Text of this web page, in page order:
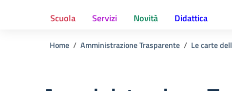
Scuola Servizi Novità Didattica
Home Amministrazione Trasparente Le carte